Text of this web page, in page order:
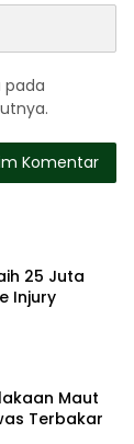
pada
25 Juta
Injury
Maut
Terbakar